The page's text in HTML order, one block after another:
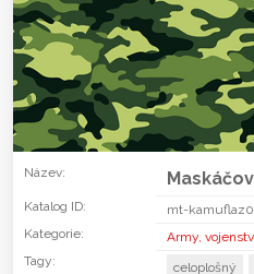
Název:
Katalog ID:
mt-
Kategorie:
Army,
Tagy:
celoplošný